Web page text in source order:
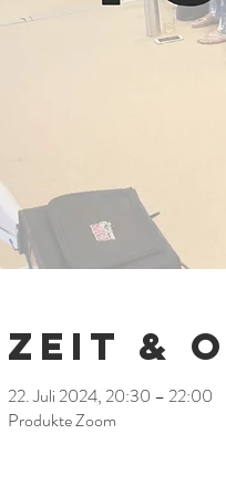
Zeit &
22. Juli 2024, 20:30 – 22:00
Produkte Zoom